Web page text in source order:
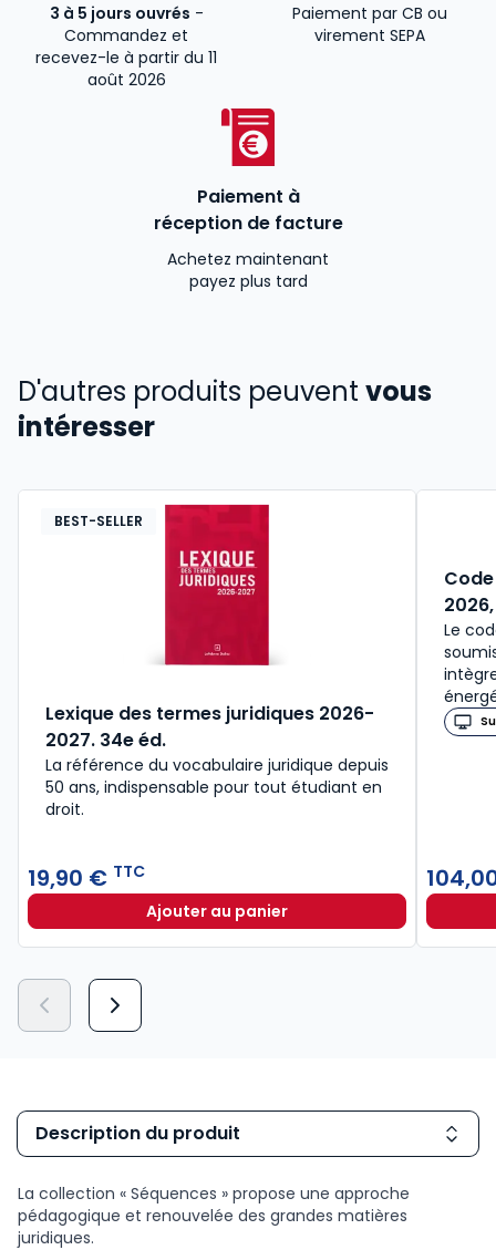
3 à 5 jours ouvrés -
Commandez et
recevez-le à partir du 11
août 2026
Paiement par CB ou
virement SEPA
Paiement à
réception de facture
Achetez maintenant
payez plus tard
D'autres produits peuvent vous
intéresser
BEST-SELLER
Lexique des termes juridiques 2026-
2027. 34e éd.
La référence du vocabulaire juridique depuis
50 ans, indispensable pour tout étudiant en
droit.​
19,90 € TTC
Ajouter au panierLexique des termes juridiques
Le
Description du produit
La collection « Séquences » propose une approche
pédagogique et renouvelée des grandes matières
juridiques.